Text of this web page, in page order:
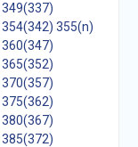
349(337)
354(342) 355(n)
360(347)
365(352)
370(357)
375(362)
380(367)
385(372)